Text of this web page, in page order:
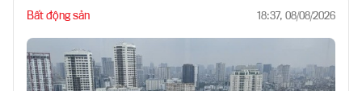
Bất động sản 18:37, 08/08/2026